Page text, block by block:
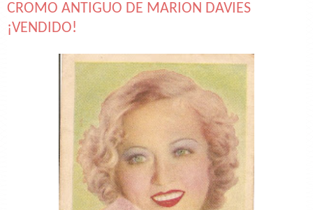
CROMO ANTIGUO DE MARION DAVIES
¡VENDIDO!